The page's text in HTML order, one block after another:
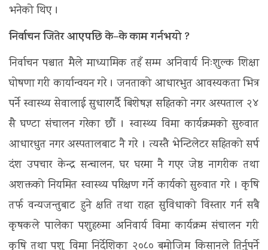
भनेको थिए ।
निर्वाचन जितेर आएपछि के–के काम गर्नभयो ?
निर्वाचन पश्चात मैले माध्यामिक तहँ सम्म अनिवार्य निःशुल्क शिक्षा
घोषणा गरी कार्यान्वयन गरे । जनताको आधारभुत आवस्यकता भित्र
पर्ने स्वास्थ्य सेवालाई सुधारगर्दै बिशेषज्ञ सहितको नगर अस्पताल २४
सै घण्टा संचालन गरेका छौं । स्वास्थ्य विमा कार्यक्रमको सुरुवात
आधारधुत नगर अस्पतालबाट नै गरे । त्यस्तै भेन्टिलेटर सहितको सर्प
दंश उपचार केन्द्र सन्चालन, घर घरमा नै गएर जेष्ठ नागरीक तथा
अशक्तको नियमित स्वास्थ्य परिक्षण गर्ने कार्यको सुरुवात गरे । कृषि
तर्फ वन्यजन्तुबाट हुने क्षति तथा राहत सुविधाको विस्तार गर्न सबै
कृषकले पालेका पशुहरुमा अनिवार्य विमा कार्यक्रम संचालन गरी